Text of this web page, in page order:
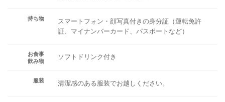
持ち物
スマートフォン・顔写真付きの身分証（運転免許
証、マイナンバーカード、パスポートなど）
お食事
飲み物
ソフトドリンク付き
服装 清潔感のある服装でお越しください。